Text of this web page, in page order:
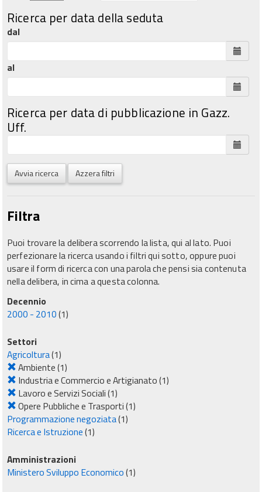
Ricerca per data della seduta
dal
al
Ricerca per data di pubblicazione in Gazz.
Uff.
Avvia ricerca Azzera filtri
Filtra
Puoi trovare la delibera scorrendo la lista, qui al lato. Puoi
perfezionare la ricerca usando i filtri qui sotto, oppure puoi
usare il form di ricerca con una parola che pensi sia contenuta
nella delibera, in cima a questa colonna.
Decennio
2000 - 2010(1)
Settori
Agricoltura(1)
Ambiente(1)
Industria e Commercio e Artigianato(1)
Lavoro e Servizi Sociali(1)
Opere Pubbliche e Trasporti(1)
Programmazione negoziata(1)
Ricerca e Istruzione(1)
Amministrazioni
Ministero Sviluppo Economico(1)